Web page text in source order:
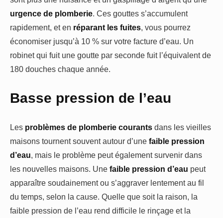
urgence de plomberie. Ces gouttes s’accumulent
rapidement, et en réparant les fuites, vous pourrez
économiser jusqu’à 10 % sur votre facture d’eau. Un
robinet qui fuit une goutte par seconde fuit l’équivalent de
180 douches chaque année.
Basse pression de l’eau
Les problèmes de plomberie courants dans les vieilles
maisons tournent souvent autour d’une faible pression
d’eau, mais le problème peut également survenir dans
les nouvelles maisons. Une faible pression d’eau peut
apparaître soudainement ou s’aggraver lentement au fil
du temps, selon la cause. Quelle que soit la raison, la
faible pression de l’eau rend difficile le rinçage et la